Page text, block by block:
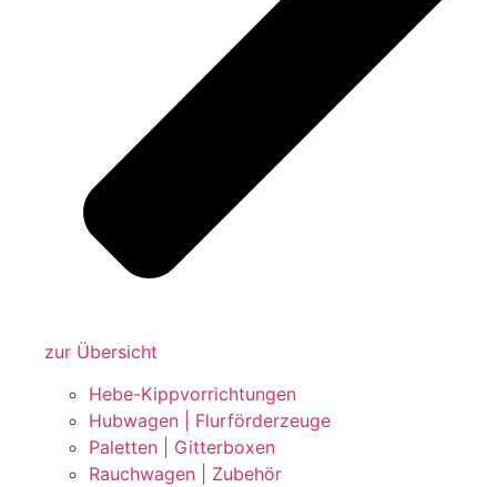
zur Übersicht
Hebe-Kippvorrichtungen
Hubwagen | Flurförderzeuge
Paletten | Gitterboxen
Rauchwagen | Zubehör